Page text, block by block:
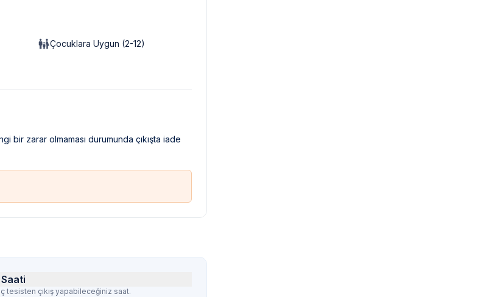
Çocuklara Uygun (2-12)
bir zarar olmaması durumunda çıkışta iade
Saati
tesisten çıkış yapabileceğiniz saat.